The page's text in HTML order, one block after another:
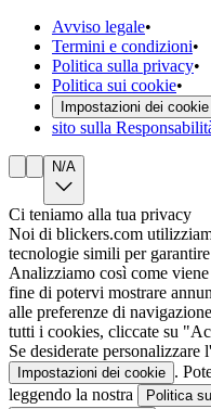
Avviso legale•
Termini e condizioni•
Politica sulla privacy•
Politica sui cookie•
Impostazioni dei cookie
sito sulla
N/A
Ci teniamo alla tua privacy
Noi di blickers.com
tecnologie simili per
Analizziamo così come
fine di potervi mostrare
alle preferenze di
tutti i cookies, cliccate su
Se desiderate
Impostazioni dei cookie .
leggendo la nostra
Politica